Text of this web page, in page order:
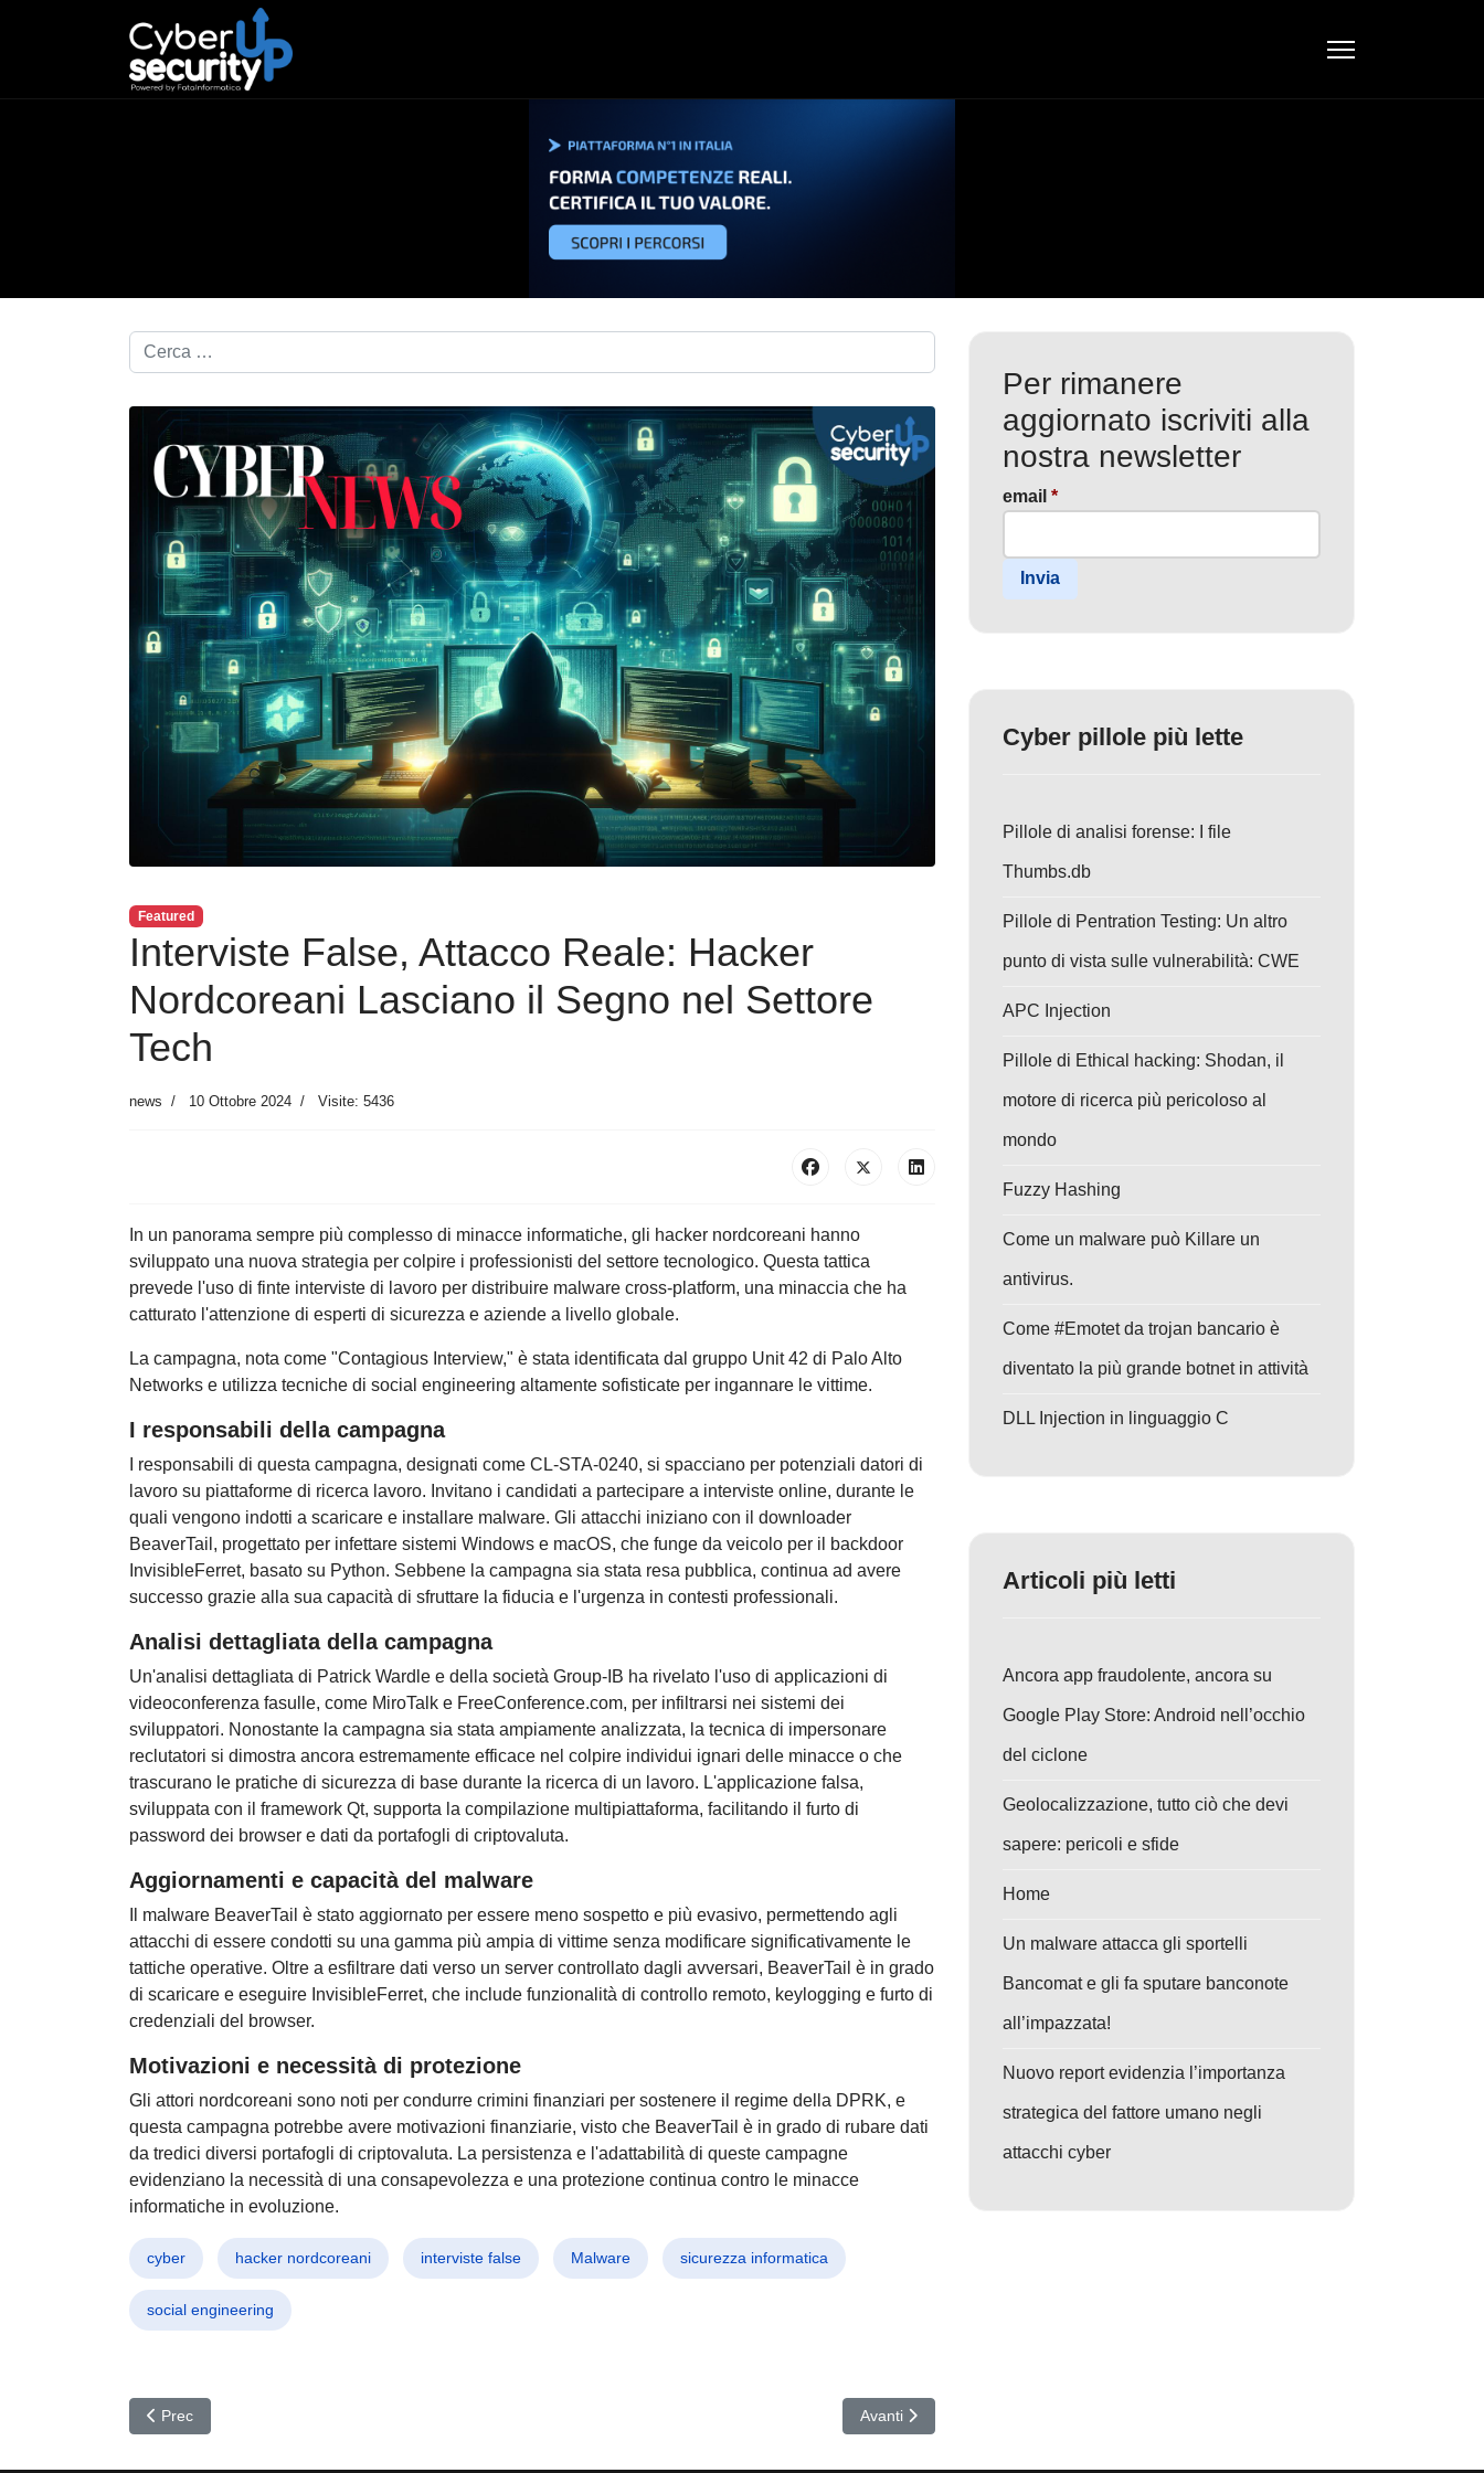
Cerca nel blog...
Featured
Interviste False, Attacco Reale: Hacker
Nordcoreani Lasciano il Segno nel Settore
Tech
news 10 Ottobre 2024 Visite: 5436
In un panorama sempre più complesso di minacce informatiche, gli hacker nordcoreani hanno
sviluppato una nuova strategia per colpire i professionisti del settore tecnologico. Questa tattica
prevede l'uso di finte interviste di lavoro per distribuire malware cross-platform, una minaccia che ha
catturato l'attenzione di esperti di sicurezza e aziende a livello globale.
La campagna, nota come "Contagious Interview," è stata identificata dal gruppo Unit 42 di Palo Alto
Networks e utilizza tecniche di social engineering altamente sofisticate per ingannare le vittime.
I responsabili della campagna
I responsabili di questa campagna, designati come CL-STA-0240, si spacciano per potenziali datori di
lavoro su piattaforme di ricerca lavoro. Invitano i candidati a partecipare a interviste online, durante le
quali vengono indotti a scaricare e installare malware. Gli attacchi iniziano con il downloader
BeaverTail, progettato per infettare sistemi Windows e macOS, che funge da veicolo per il backdoor
InvisibleFerret, basato su Python. Sebbene la campagna sia stata resa pubblica, continua ad avere
successo grazie alla sua capacità di sfruttare la fiducia e l'urgenza in contesti professionali.
Analisi dettagliata della campagna
Un'analisi dettagliata di Patrick Wardle e della società Group-IB ha rivelato l'uso di applicazioni di
videoconferenza fasulle, come MiroTalk e FreeConference.com, per infiltrarsi nei sistemi dei
sviluppatori. Nonostante la campagna sia stata ampiamente analizzata, la tecnica di impersonare
reclutatori si dimostra ancora estremamente efficace nel colpire individui ignari delle minacce o che
trascurano le pratiche di sicurezza di base durante la ricerca di un lavoro. L'applicazione falsa,
sviluppata con il framework Qt, supporta la compilazione multipiattaforma, facilitando il furto di
password dei browser e dati da portafogli di criptovaluta.
Aggiornamenti e capacità del malware
Il malware BeaverTail è stato aggiornato per essere meno sospetto e più evasivo, permettendo agli
attacchi di essere condotti su una gamma più ampia di vittime senza modificare significativamente le
tattiche operative. Oltre a esfiltrare dati verso un server controllato dagli avversari, BeaverTail è in grado
di scaricare e eseguire InvisibleFerret, che include funzionalità di controllo remoto, keylogging e furto di
credenziali del browser.
Motivazioni e necessità di protezione
Gli attori nordcoreani sono noti per condurre crimini finanziari per sostenere il regime della DPRK, e
questa campagna potrebbe avere motivazioni finanziarie, visto che BeaverTail è in grado di rubare dati
da tredici diversi portafogli di criptovaluta. La persistenza e l'adattabilità di queste campagne
evidenziano la necessità di una consapevolezza e una protezione continua contro le minacce
informatiche in evoluzione.
cyber hacker nordcoreani interviste false Malware sicurezza informatica
social engineering
Articolo precedente: Attacco a Archive.org: 31 Milioni di Dati Utenti Compromessi
Prec Articolo successivo: Minaccia Invisibile: Cybercriminali Sfruttano Servizi Fidati per
Avanti
Per rimanere
aggiornato iscriviti alla
nostra newsletter
email *
Invia
Cyber pillole più lette
Pillole di analisi forense: I file
Thumbs.db
Pillole di Pentration Testing: Un altro
punto di vista sulle vulnerabilità: CWE
APC Injection
Pillole di Ethical hacking: Shodan, il
motore di ricerca più pericoloso al
mondo
Fuzzy Hashing
Come un malware può Killare un
antivirus.
Come #Emotet da trojan bancario è
diventato la più grande botnet in attività
DLL Injection in linguaggio C
Articoli più letti
Ancora app fraudolente, ancora su
Google Play Store: Android nell’occhio
del ciclone
Geolocalizzazione, tutto ciò che devi
sapere: pericoli e sfide
Home
Un malware attacca gli sportelli
Bancomat e gli fa sputare banconote
all’impazzata!
Nuovo report evidenzia l’importanza
strategica del fattore umano negli
attacchi cyber